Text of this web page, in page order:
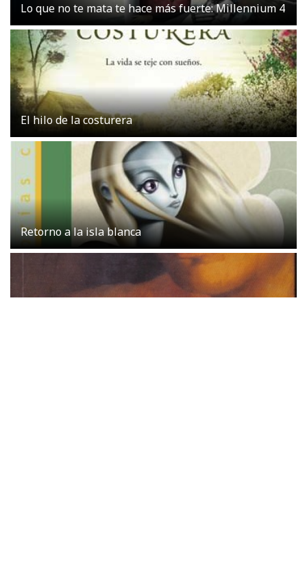
Lo que no te mata te hace más fuerte: Millennium 4
El hilo de la costurera
Retorno a la isla blanca